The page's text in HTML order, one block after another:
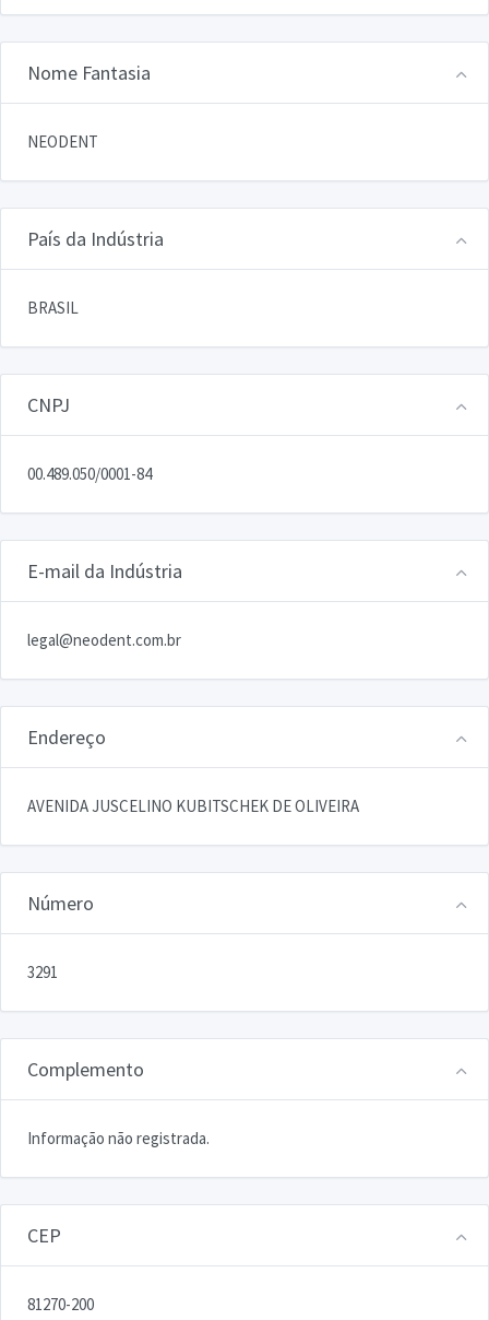
Nome Fantasia
NEODENT
País da Indústria
BRASIL
CNPJ
00.489.050/0001-84
E-mail da Indústria
legal@neodent.com.br
Endereço
AVENIDA JUSCELINO KUBITSCHEK DE OLIVEIRA
Número
3291
Complemento
Informação não registrada.
CEP
81270-200